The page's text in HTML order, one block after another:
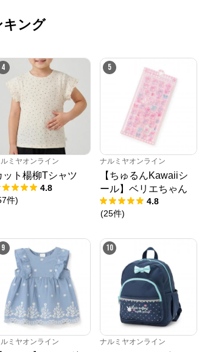
キング
4
ミヤオンライン
ット楊柳Tシャツ
4.8
件)
5
ナルミヤオンライン
【ちゅるんKawaiiシ
ール】ベリエちゃん
4.8
(25件)
9
ミヤオンライン
10
ナルミヤオンライン